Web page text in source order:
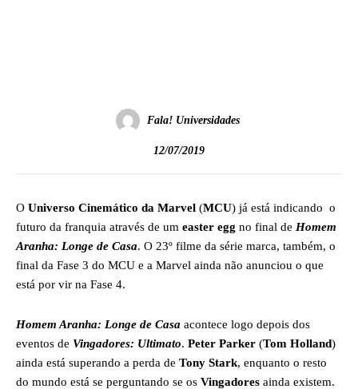
Fala! Universidades
12/07/2019
O Universo Cinemático da Marvel (MCU) já está indicando o
futuro da franquia através de um easter egg no final de Homem
Aranha: Longe de Casa. O 23º filme da série marca, também, o
final da Fase 3 do MCU e a Marvel ainda não anunciou o que
está por vir na Fase 4.
Homem Aranha: Longe de Casa acontece logo depois dos
eventos de Vingadores: Ultimato. Peter Parker (Tom Holland)
ainda está superando a perda de Tony Stark, enquanto o resto
do mundo está se perguntando se os Vingadores ainda existem.